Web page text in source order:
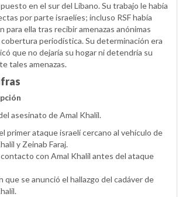
en el sur del Líbano. Su trabajo le había
por parte israelíes; incluso RSF había
para ella tras recibir amenazas anónimas
periodística. Su determinación era
que no dejaría su hogar ni detendría su
tales amenazas.
asesinato de Amal Khalil.
primer ataque israelí cercano al vehículo de
y Zeinab Faraj.
con Amal Khalil antes del ataque
que se anunció el hallazgo del cadáver de